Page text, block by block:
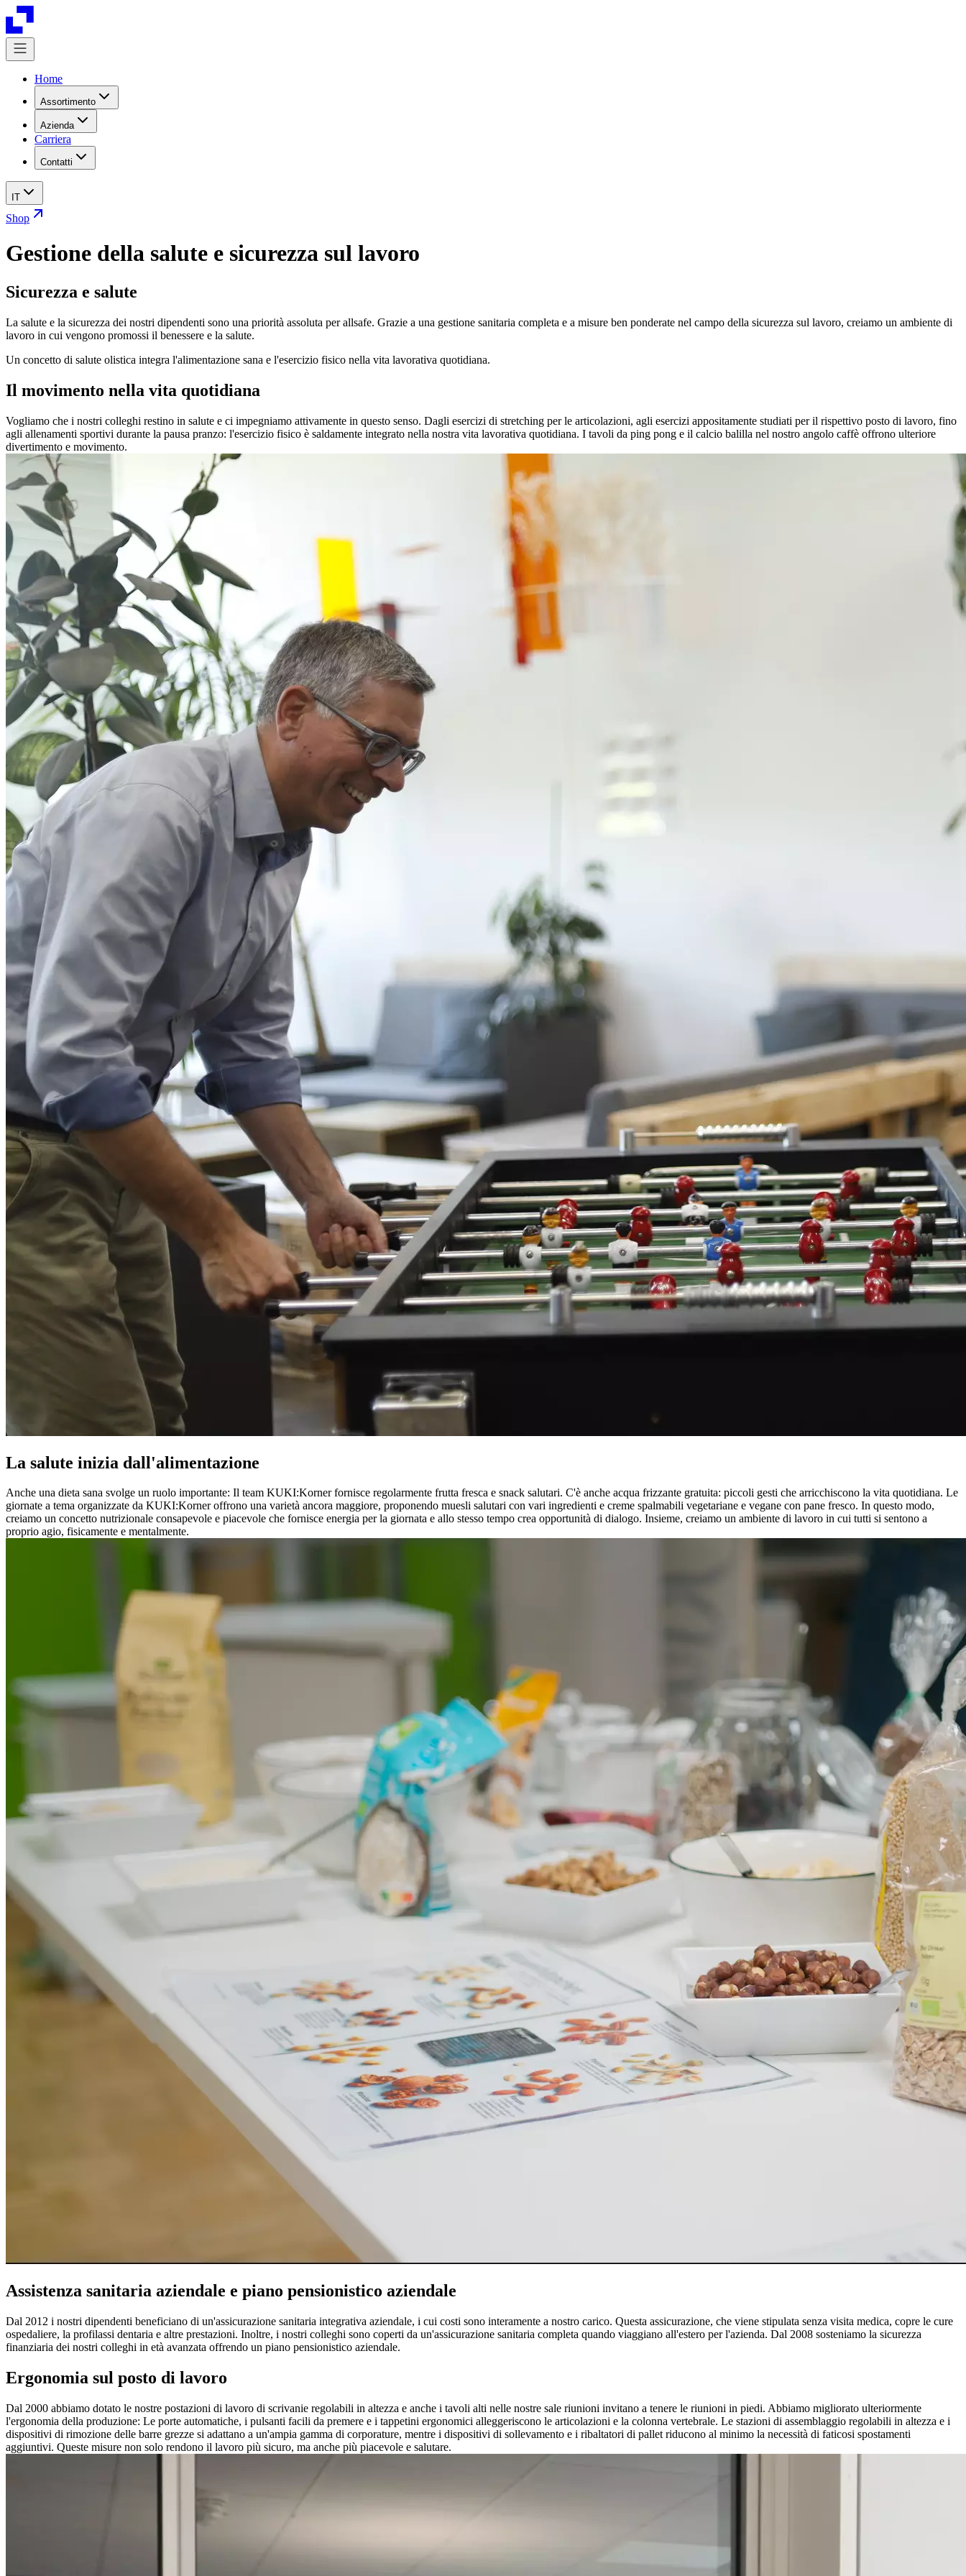
Home
Assortimento
Azienda
Carriera
Contatti
IT
Shop
Gestione della salute e sicurezza sul lavoro
Sicurezza e salute
La salute e la sicurezza dei nostri dipendenti sono una priorità assoluta per allsafe. Grazie a una gestione sanitaria completa e a misure ben ponderate nel campo della sicurezza sul lavoro, creiamo un ambiente di
lavoro in cui vengono promossi il benessere e la salute.
Un concetto di salute olistica integra l'alimentazione sana e l'esercizio fisico nella vita lavorativa quotidiana.
Il movimento nella vita quotidiana
Vogliamo che i nostri colleghi restino in salute e ci impegniamo attivamente in questo senso. Dagli esercizi di stretching per le articolazioni, agli esercizi appositamente studiati per il rispettivo posto di lavoro, fino
agli allenamenti sportivi durante la pausa pranzo: l'esercizio fisico è saldamente integrato nella nostra vita lavorativa quotidiana. I tavoli da ping pong e il calcio balilla nel nostro angolo caffè offrono ulteriore
divertimento e movimento.
La salute inizia dall'alimentazione
Anche una dieta sana svolge un ruolo importante: Il team KUKI:Korner fornisce regolarmente frutta fresca e snack salutari. C'è anche acqua frizzante gratuita: piccoli gesti che arricchiscono la vita quotidiana. Le
giornate a tema organizzate da KUKI:Korner offrono una varietà ancora maggiore, proponendo muesli salutari con vari ingredienti e creme spalmabili vegetariane e vegane con pane fresco. In questo modo,
creiamo un concetto nutrizionale consapevole e piacevole che fornisce energia per la giornata e allo stesso tempo crea opportunità di dialogo. Insieme, creiamo un ambiente di lavoro in cui tutti si sentono a
proprio agio, fisicamente e mentalmente.
Assistenza sanitaria aziendale e piano pensionistico aziendale
Dal 2012 i nostri dipendenti beneficiano di un'assicurazione sanitaria integrativa aziendale, i cui costi sono interamente a nostro carico. Questa assicurazione, che viene stipulata senza visita medica, copre le cure
ospedaliere, la profilassi dentaria e altre prestazioni. Inoltre, i nostri colleghi sono coperti da un'assicurazione sanitaria completa quando viaggiano all'estero per l'azienda. Dal 2008 sosteniamo la sicurezza
finanziaria dei nostri colleghi in età avanzata offrendo un piano pensionistico aziendale.
Ergonomia sul posto di lavoro
Dal 2000 abbiamo dotato le nostre postazioni di lavoro di scrivanie regolabili in altezza e anche i tavoli alti nelle nostre sale riunioni invitano a tenere le riunioni in piedi. Abbiamo migliorato ulteriormente
l'ergonomia della produzione: Le porte automatiche, i pulsanti facili da premere e i tappetini ergonomici alleggeriscono le articolazioni e la colonna vertebrale. Le stazioni di assemblaggio regolabili in altezza e i
dispositivi di rimozione delle barre grezze si adattano a un'ampia gamma di corporature, mentre i dispositivi di sollevamento e i ribaltatori di pallet riducono al minimo la necessità di faticosi spostamenti
aggiuntivi. Queste misure non solo rendono il lavoro più sicuro, ma anche più piacevole e salutare.